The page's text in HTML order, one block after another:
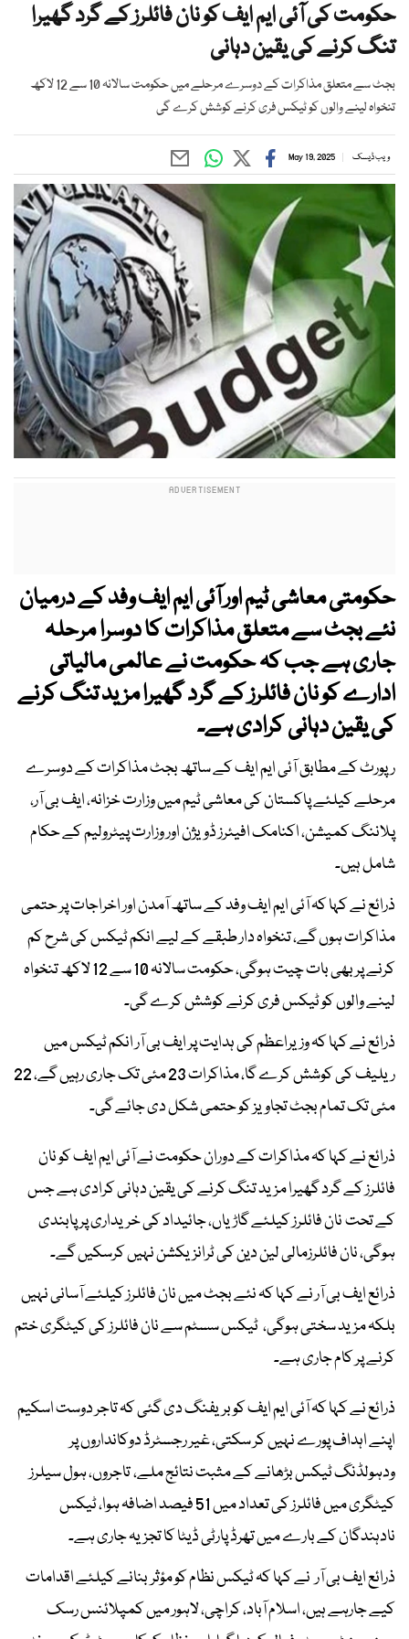
حکومت کی آئی ایم ایف کو نان فائلرز کے گرد گھیرا
تنگ کرنے کی یقین دہانی
بجٹ سے متعلق مذاکرات کے دوسرے مرحلے میں حکومت سالانہ 10 سے 12 لاکھ
تنخواہ لینے والوں کو ٹیکس فری کرنے کوشش کرے گی
ویب ڈیسک May 19, 2025
حکومتی معاشی ٹیم اور آئی ایم ایف وفد کے درمیان
نئے بجٹ سے متعلق مذاکرات کا دوسرا مرحلہ
جاری ہے جب کہ حکومت نے عالمی مالیاتی
ادارے کو نان فائلرز کے گرد گھیرا مزید تنگ کرنے
کی یقین دہانی کرادی ہے۔
رپورٹ کے مطابق آئی ایم ایف کے ساتھ بجٹ مذاکرات کے دوسرے
مرحلے کیلئے پاکستان کی معاشی ٹیم میں وزارت خزانہ، ایف بی آر،
پلاننگ کمیشن، اکنامک افیئرز ڈویژن اور وزارت پیٹرولیم کے حکام
شامل ہیں۔
ذرائع نے کہا کہ آئی ایم ایف وفد کے ساتھ آمدن اور اخراجات پر حتمی
مذاکرات ہوں گے، تنخواہ دار طبقے کے لیے انکم ٹیکس کی شرح کم
کرنے پر بھی بات چیت ہوگی، حکومت سالانہ 10 سے 12 لاکھ تنخواہ
لینے والوں کو ٹیکس فری کرنے کوشش کرے گی۔
ذرائع نے کہا کہ وزیراعظم کی ہدایت پر ایف بی آر انکم ٹیکس میں
ریلیف کی کوشش کرے گا، مذاکرات 23 مئی تک جاری رہیں گے، 22
مئی تک تمام بجٹ تجاویز کو حتمی شکل دی جائے گی۔
ذرائع نے کہا کہ مذاکرات کے دوران حکومت نے آئی ایم ایف کو نان
فائلرز کے گرد گھیرا مزید تنگ کرنے کی یقین دہانی کرادی ہے جس
کے تحت نان فائلرز کیلئے گاڑیاں، جائیداد کی خریداری پر پابندی
ہوگی، نان فائلرزمالی لین دین کی ٹرانزیکشن نہیں کرسکیں گے۔
ذرائع ایف بی آر نے کہا کہ نئے بجٹ میں نان فائلرز کیلئے آسانی نہیں
بلکہ مزید سختی ہوگی، ٹیکس سسٹم سے نان فائلرز کی کیٹگری ختم
کرنے پر کام جاری ہے۔
ذرائع نے کہا کہ آئی ایم ایف کو بریفنگ دی گئی کہ تاجر دوست اسکیم
اپنے اہداف پورے نہیں کر سکتی، غیر رجسٹرڈ دوکانداروں پر
ودہولڈنگ ٹیکس بڑھانے کے مثبت نتائج ملے، تاجروں، ہول سیلرز
کیٹگری میں فائلرز کی تعداد میں 51 فیصد اضافہ ہوا، ٹیکس
نادہندگان کے بارے میں تھرڈ پارٹی ڈیٹا کا تجزیہ جاری ہے۔
ذرائع ایف بی آر نے کہا کہ ٹیکس نظام کو مؤثر بنانے کیلئے اقدامات
کیے جارہے ہیں، اسلام آباد، کراچی، لاہور میں کمپلائنس رسک